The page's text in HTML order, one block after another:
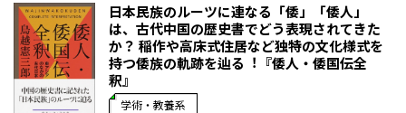
日本民族のルーツに連なる「倭」「倭人」
は、古代中国の歴史書でどう表現されてきた
か？ 稲作や高床式住居など独特の文化様式を
持つ倭族の軌跡を辿る︕『倭人・倭国伝全
釈』
学術・教養系